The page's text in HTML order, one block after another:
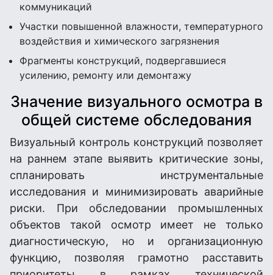
коммуникаций
Участки повышенной влажности, температурного
воздействия и химического загрязнения
Фрагменты конструкций, подвергавшиеся
усилению, ремонту или демонтажу
Значение визуального осмотра в
общей системе обследования
Визуальный контроль конструкций позволяет
на раннем этапе выявить критические зоны,
спланировать инструментальные
исследования и минимизировать аварийные
риски. При обследовании промышленных
объектов такой осмотр имеет не только
диагностическую, но и организационную
функцию, позволяя грамотно расставить